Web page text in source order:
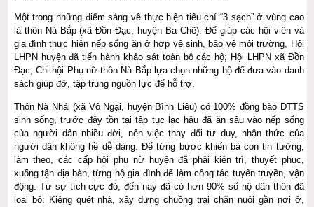
Một trong những điểm sáng về thực hiện tiêu chí “3 sạch” ở vùng cao
là thôn Nà Bắp (xã Đồn Đạc, huyện Ba Chẽ). Để giúp các hội viên và
gia đình thực hiện nếp sống ăn ở hợp vệ sinh, bảo vệ môi trường, Hội
LHPN huyện đã tiến hành khảo sát toàn bộ các hộ; Hội LHPN xã Đồn
Đạc, Chi hội Phụ nữ thôn Nà Bắp lựa chọn những hộ để đưa vào danh
sách giúp đỡ, tập trung nguồn lực để hỗ trợ.
Thôn Nà Nhái (xã Vô Ngại, huyện Bình Liêu) có 100% đồng bào DTTS
sinh sống, trước đây tồn tại tập tục lạc hậu đã ăn sâu vào nếp sống
của người dân nhiều đời, nên việc thay đổi tư duy, nhận thức của
người dân không hề dễ dàng. Để từng bước khiến bà con tin tưởng,
làm theo, các cấp hội phụ nữ huyện đã phải kiên trì, thuyết phục,
xuống tận địa bàn, từng hộ gia đình để làm công tác tuyên truyền, vận
động. Từ sự tích cực đó, đến nay đã có hơn 90% số hộ dân thôn đã
loại bỏ: Kiêng quét nhà, xây dựng chuồng trại chăn nuôi gần nơi ở,